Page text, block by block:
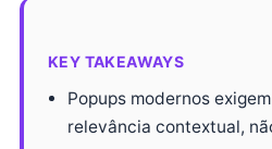
KEY TAKEAWAYS
Popups modernos
relevância contextual,